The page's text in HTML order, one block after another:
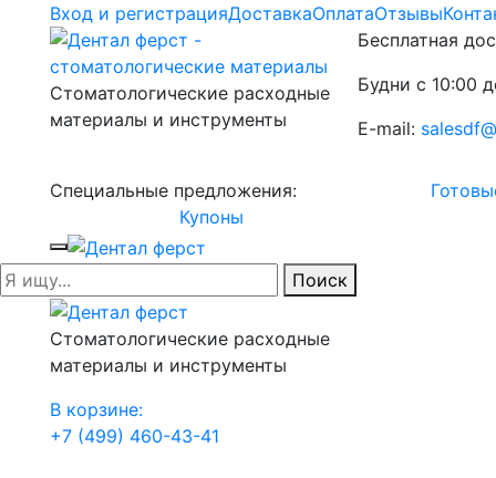
Вход и регистрацияДоставкаОплатаОтзывы
Стоматологические расходные
материалы и инструменты
Бесплатная
Будни с 10:00
E-mail:
Специальные предложения:
Купоны
Поиск
Стоматологические расходные
материалы и инструменты
В корзине:
+7 (499) 460-43-41